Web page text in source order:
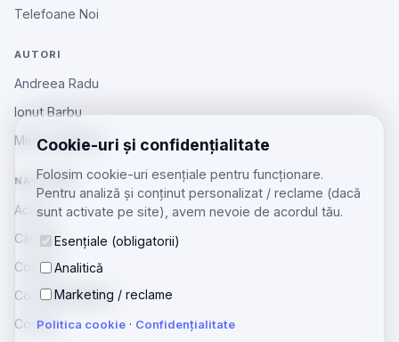
Cookie-uri și confidențialitate
Folosim cookie-uri esențiale pentru funcționare.
Pentru analiză și conținut personalizat / reclame (dacă
sunt activate pe site), avem nevoie de acordul tău.
Esențiale (obligatorii)
Analitică
Marketing / reclame
Politica cookie · Confidențialitate
Telefoane Noi
AUTORI
Andreea Radu
Ionut Barbu
Mircea Aiftincăi
NAVIGARE
Acasă
Căutare
Contact
Confidențialitate
Cookie